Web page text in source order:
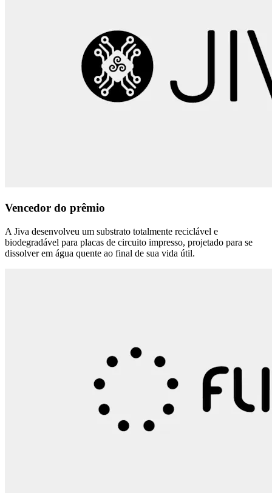
Vencedor do prêmio
A Jiva desenvolveu um substrato totalmente reciclável e
biodegradável para placas de circuito impresso, projetado para se
dissolver em água quente ao final de sua vida útil.